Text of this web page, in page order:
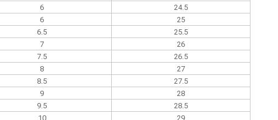
6
24.5
6
25
6.5
25.5
7
26
7.5
26.5
8
27
8.5
27.5
9
28
9.5
28.5
10 29